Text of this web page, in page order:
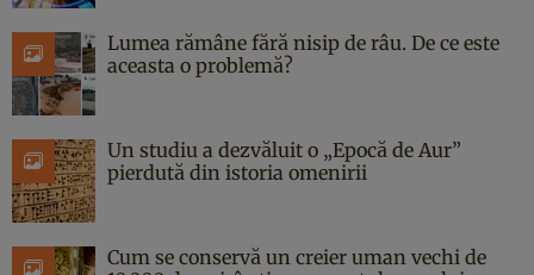
Lumea rămâne fără nisip de râu. De ce este
aceasta o problemă?
Un studiu a dezvăluit o „Epocă de Aur”
pierdută din istoria omenirii
Cum se conservă un creier uman vechi de